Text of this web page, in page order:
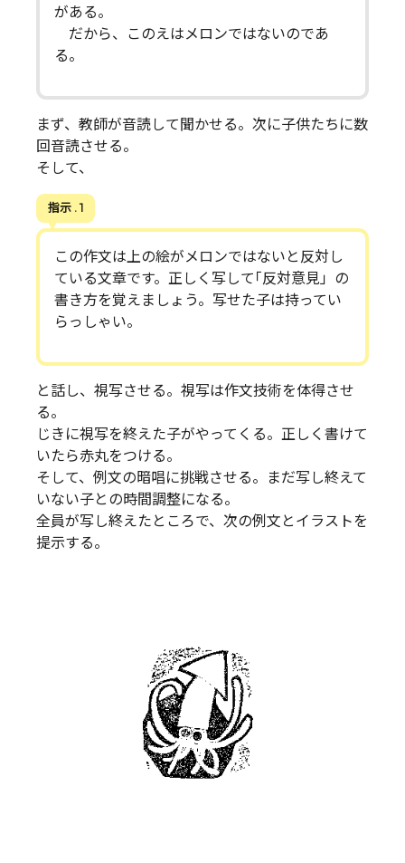
がある。
だから、このえはメロンではないのであ
る。
まず、教師が音読して聞かせる。次に子供たちに数
回音読させる。
そして、
指示 . 1
この作文は上の絵がメロンではないと反対し
ている文章です。正しく写して｢反対意見」の
書き方を覚えましょう。写せた子は持ってい
らっしゃい。
と話し、視写させる。視写は作文技術を体得させ
る。
じきに視写を終えた子がやってくる。正しく書けて
いたら赤丸をつける。
そして、例文の暗唱に挑戦させる。まだ写し終えて
いない子との時間調整になる。
全員が写し終えたところで、次の例文とイラストを
提示する。